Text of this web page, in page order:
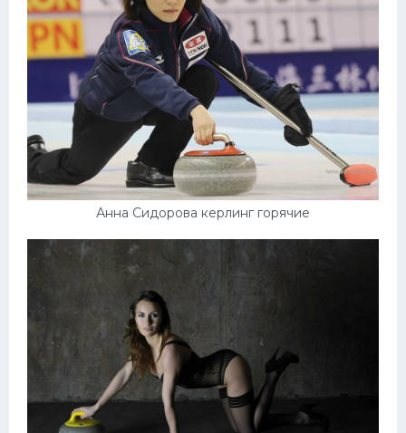
Анна Сидорова керлинг горячие